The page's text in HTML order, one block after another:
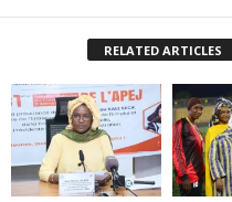
RELATED ARTICLES